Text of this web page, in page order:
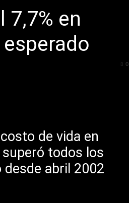
en
0
de vida en
todos los
abril 2002